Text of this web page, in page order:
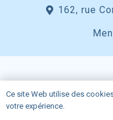
162, rue
Ce site Web utilise des
votre expérience.